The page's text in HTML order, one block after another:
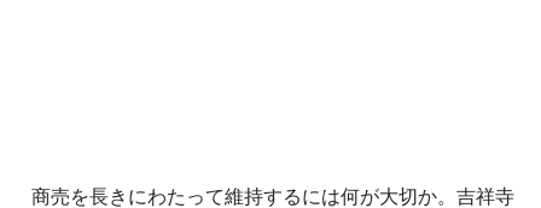
商売を長きにわたって維持するには何が大切か。吉祥寺